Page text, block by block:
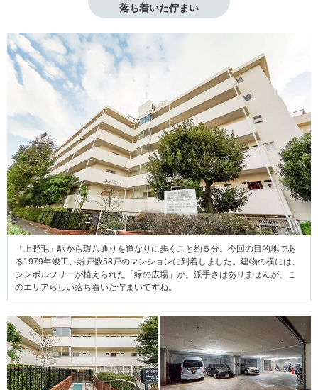
落ち着いた佇まい
「上野毛」駅から環八通りを道なりに歩くこと約５分。今回の目的地であ
る1979年竣工、総戸数58戸のマンションに到着しました。建物の横には、
シンボルツリーが植えられた「緑の広場」が。派手さはありませんが、こ
のエリアらしい落ち着いた佇まいですね。